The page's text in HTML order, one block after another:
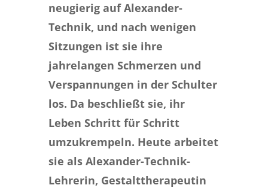
neugierig auf Alexander-
Technik, und nach wenigen
Sitzungen ist sie ihre
jahrelangen Schmerzen und
Verspannungen in der Schulter
los. Da beschließt sie, ihr
Leben Schritt für Schritt
umzukrempeln. Heute arbeitet
sie als Alexander-Technik-
Lehrerin, Gestalttherapeutin